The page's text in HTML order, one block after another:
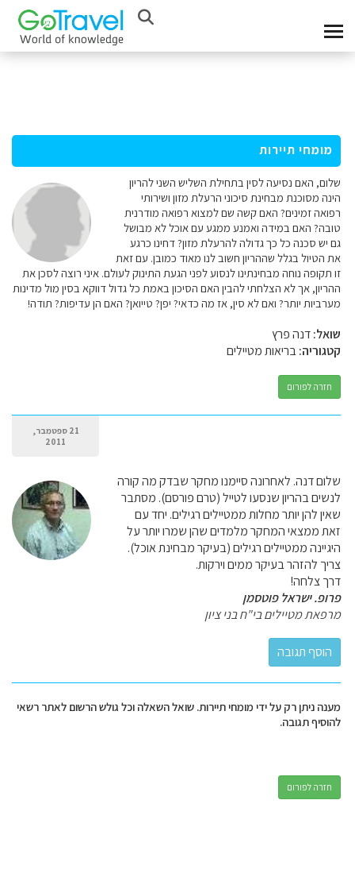
מומחי תיירות
שלום, האם נסיעה לסין בתחילת השליש השני להריון
הינה מסוכנת מבחינת סיכוני הרעלת מזון ושירותי
רפואה זמינים? האם קשה שם למצוא רפואה מודרנית
טובה? האם במידה ואמנע ממגע עם אוכל לא מבושל
גם יש סכנה כל כך גדולה להרעלת מזון? דחינו כרגע
את הטיול בגלל שההריון חשוב לנו מאוד כמובן. עם זאת
זו תקופה נוחה מבחינתינו לנסוע לפני הגעת התינוק לעולם. איני רוצה לסכן את
ההריון, אך לא הצלחתי להבין האם הסיכון באמת כל גדול דווקא בסין מול מדינות
מערביות יותר? ואם לא סין, אז מה כדאי? יפן? טייואן? האם הן עדיפות? תודה!
שואל:דנה פרץ
קטגוריה:בריאות מטיילים
חזרה לפורום
21 ספטמבר,
2011
שלום דנה. לאחרונה סיימנו מחקר שבדק מה קורה
לנשים בהריון שנסעו לטייל (טרם פורסם). מסתבר
שאין להן יותר מחלות ממטיילים רגילים. יחד עם
זאת ממצאי המחקר מלמדים שהן שמרו יותר על
היגיינה ממטיילים רגילים (בעיקר מבחינת אוכל).
צריך להזהר בעיקר ממים וירקות.
דרך צלחה!
פרופ. ישראל פוטסמן
מרפאת מטיילים בי"ח בני ציון
מענה ניתן רק על ידי מומחי תיירות. שואל השאלה וכל גולש הרשום לאתר רשאי
להוסיף תגובה.
חזרה לפורום